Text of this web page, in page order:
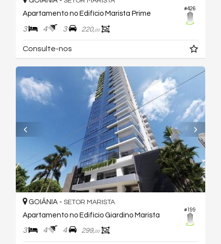
#426
Apartamento no Edifício Marista Prime
3 4 3 220,00
Consulte-nos
#199
GOIÂNIA - SETOR MARISTA
Apartamento no Edifício Giardino Marista
3 4 4 299,00